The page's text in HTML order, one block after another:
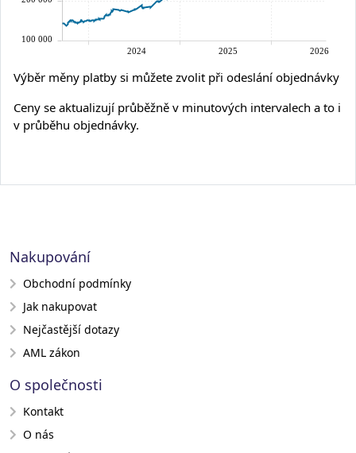
Výběr měny platby si můžete zvolit při odeslání objednávky
Ceny se aktualizují průběžně v minutových intervalech a to i
v průběhu objednávky.
Nakupování
Obchodní podmínky
Jak nakupovat
Nejčastější dotazy
AML zákon
O společnosti
Kontakt
O nás